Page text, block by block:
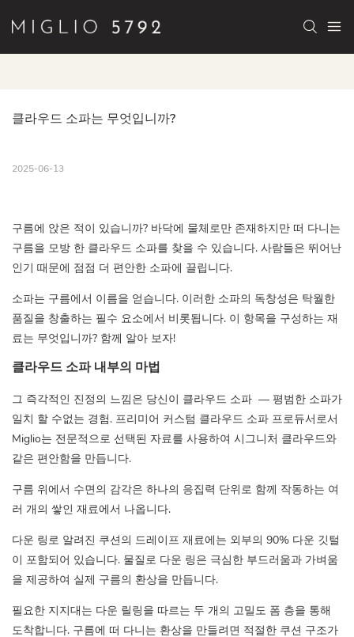
클라우드 소파는 무엇입니까?
2025-06-13
구름에 앉은 적이 있습니까? 바닥에 물체로만 존재하지만 떠 다니는
구름을 모방 한 클라우드 소파를 찾을 수 있습니다. 사람들은 뛰어난
인기 때문에 점점 더 편안한 소파에 끌립니다.
소파는 구름에서 이름을 얻습니다. 이러한 소파의 독창성은 탁월한
품질을 창출하는 필수 요소에서 비롯됩니다. 이 항목을 구성하는 재
료는 무엇입니까? 함께 알아 보자!
클라우드 소파 내부의 마법
그 즉각적인 진정의 느낌은 당신이 클라우드 소파 — 평범한 소파가
일치 할 수없는 경험. 프리미어 커스텀 클라우드 소파 프로듀서로서
Miglio는 전문적으로 선택된 자료를 사용하여 시그니처 클라우드와
같은 편안함을 만듭니다.
구름 위에서 수면의 감각은 하나의 응집력 단위로 함께 작동하는 여
러 개의 쌓인 재료에서 나옵니다.
다운 링로 알려진 쿠션의 드레이프 재료에는 외부의 90% 다운 깃털
이 포함되어 있습니다. 물질로 다운 링은 극심한 부드러움과 가벼움
을 제공하여 실제 구름의 환상을 만듭니다.
필요한 지지대는 다운 릴링을 따르는 두 개의 고밀도 폼 층을 통해
도착합니다. 구름에 떠 다니는 환상을 만들려면 적절한 쿠션 구조가